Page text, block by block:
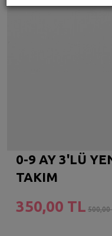
0-9 AY 3'LÜ
TAKIM
350,00 TL 500,00